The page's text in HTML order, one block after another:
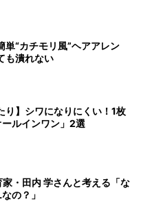
単“カチモリ風”ヘアアレン
も潰れない
り】シワになりにくい！1枚
ルインワン」2選
・田内 学さんと考える「な
の？」